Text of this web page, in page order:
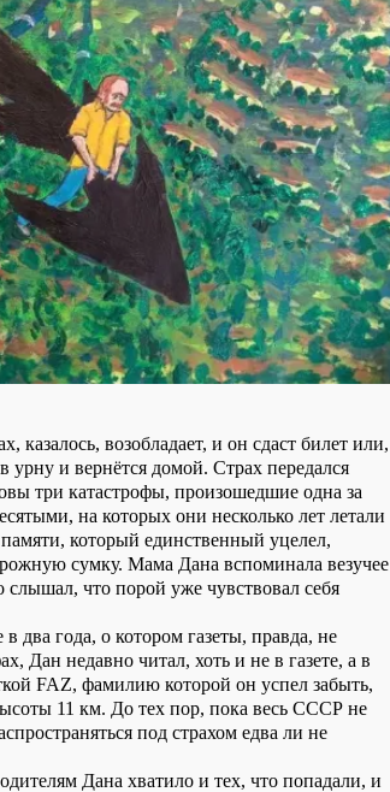
казалось, возобладает, и он сдаст билет или,
урну и вернётся домой. Страх передался
три катастрофы, произошедшие одна за
на которых они несколько лет летали
который единственный уцелел,
сумку. Мама Дана вспоминала везучее
слышал, что порой уже чувствовал себя
два года, о котором газеты, правда, не
Дан недавно читал, хоть и не в газете, а в
FAZ, фамилию которой он успел забыть,
11 км. До тех пор, пока весь СССР не
под страхом едва ли не
Дана хватило и тех, что попадали, и